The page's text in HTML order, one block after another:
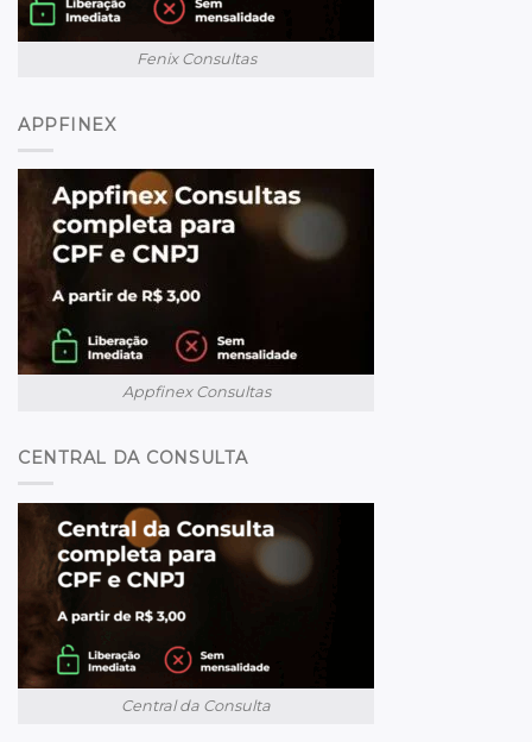
Fenix Consultas
APPFINEX
Appfinex Consultas
CENTRAL DA CONSULTA
Central da Consulta